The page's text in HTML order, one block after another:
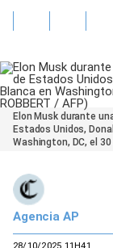
Elon Musk durante
Estados Unidos,
Washington, DC, el
Agencia AP